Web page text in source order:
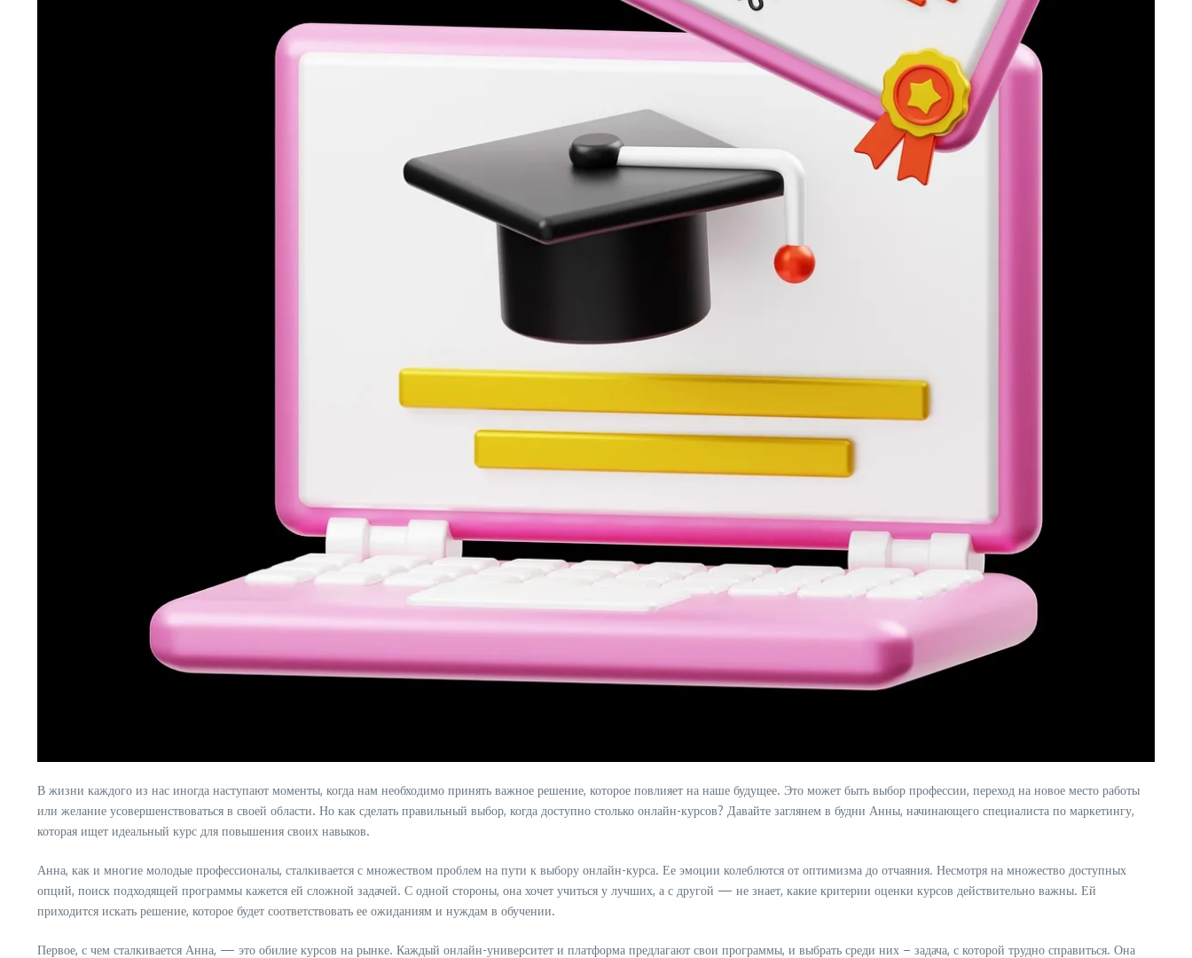
В жизни каждого из нас иногда наступают моменты, когда нам необходимо принять важное решение, которое повлияет на наше будущее. Это может быть выбор профессии, переход на новое место работы
или желание усовершенствоваться в своей области. Но как сделать правильный выбор, когда доступно столько онлайн-курсов? Давайте заглянем в будни Анны, начинающего специалиста по маркетингу,
которая ищет идеальный курс для повышения своих навыков.
Анна, как и многие молодые профессионалы, сталкивается с множеством проблем на пути к выбору онлайн-курса. Ее эмоции колеблются от оптимизма до отчаяния. Несмотря на множество доступных
опций, поиск подходящей программы кажется ей сложной задачей. С одной стороны, она хочет учиться у лучших, а с другой — не знает, какие критерии оценки курсов действительно важны. Ей
приходится искать решение, которое будет соответствовать ее ожиданиям и нуждам в обучении.
Первое, с чем сталкивается Анна, — это обилие курсов на рынке. Каждый онлайн-университет и платформа предлагают свои программы, и выбрать среди них – задача, с которой трудно справиться. Она